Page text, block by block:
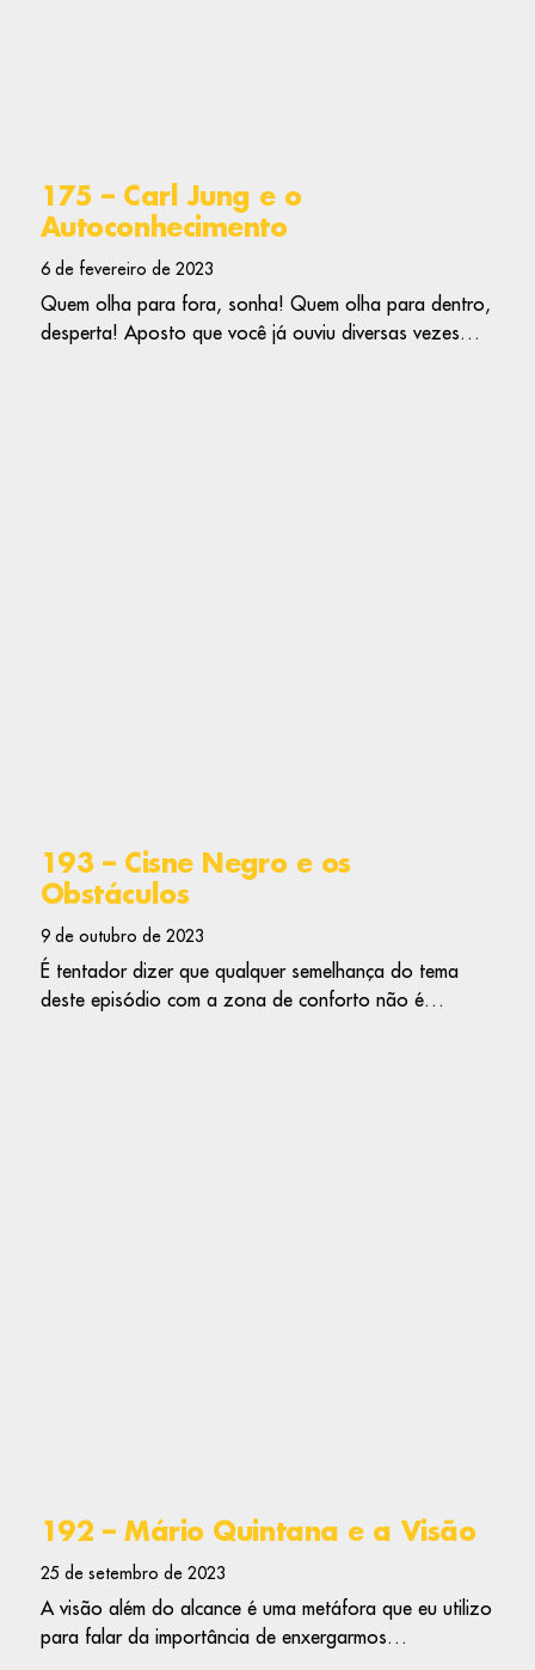
175 – Carl Jung e o
Autoconhecimento
6 de fevereiro de 2023
Quem olha para fora, sonha! Quem olha para dentro,
desperta! Aposto que você já ouviu diversas vezes…
193 – Cisne Negro e os
Obstáculos
9 de outubro de 2023
É tentador dizer que qualquer semelhança do tema
deste episódio com a zona de conforto não é…
192 – Mário Quintana e a Visão
25 de setembro de 2023
A visão além do alcance é uma metáfora que eu utilizo
para falar da importância de enxergarmos…